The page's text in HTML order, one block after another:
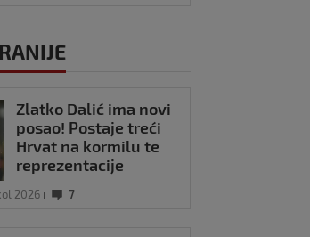
Zlatko Dalić ima novi
posao! Postaje treći
Hrvat na kormilu te
reprezentacije
2026 7